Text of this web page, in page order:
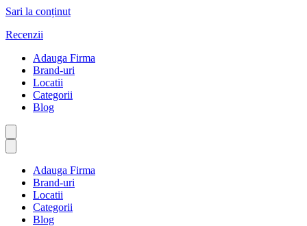
Sari la conținut
Recenzii
Adauga Firma
Brand-uri
Locatii
Categorii
Blog
Adauga Firma
Brand-uri
Locatii
Categorii
Blog